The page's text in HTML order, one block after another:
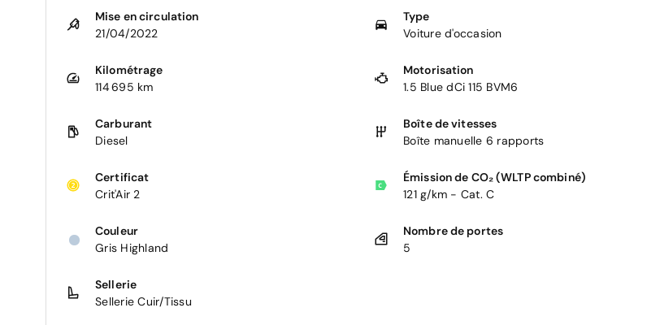
Mise en circulation
21/04/2022
Type
Voiture d'occasion
Kilométrage
114 695 km
Motorisation
1.5 Blue dCi 115 BVM6
Carburant
Diesel
Boîte de vitesses
Boîte manuelle 6 rapports
Certificat
Crit'Air 2
Émission de CO₂ (WLTP combiné)
121 g/km - Cat. C
Couleur
Gris Highland
Nombre de portes
5
Sellerie
Sellerie Cuir/Tissu